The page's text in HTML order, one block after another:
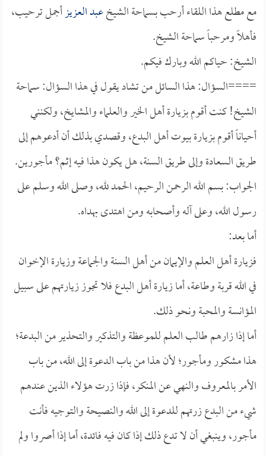
مع مطلع هذا اللقاء أرحب بسماحة الشيخعبد العزيزأجمل ترحيب،
فأهلاً ومرحباً سماحة الشيخ.
الشيخ: حياكم الله وبارك فيكم.
====السؤال: هذا السائل من تشاد يقول في هذا السؤال: سماحة
الشيخ! كنت أقوم بزيارة أهل الخير والعلماء والمشايخ، ولكنني
أحياناً أقوم بزيارة بيوت أهل البدع، وقصدي بذلك أن أدعوهم إلى
طريق السعادة وإلى طريق السنة، هل يكون هذا فيه إثم؟ مأجورين.
الجواب: بسم الله الرحمن الرحيم، الحمد لله، وصلى الله وسلم على
رسول الله، وعلى آله وأصحابه ومن اهتدى بهداه.
أما بعد:
فزيارة أهل العلم والإيمان من أهل السنة والجماعة وزيارة الإخوان
في الله قربة وطاعة، أما زيارة أهل البدع فلا تجوز زيارتهم على سبيل
المؤانسة والمحبة ونحو ذلك.
أما إذا زارهم طالب العلم للموعظة والتذكير والتحذير من البدعة؛
هذا مشكور ومأجور؛ لأن هذا من باب الدعوة إلى الله، من باب
الأمر بالمعروف والنهي عن المنكر، فإذا زرت هؤلاء الذين عندهم
شيء من البدع زرتهم للدعوة إلى الله والنصيحة والتوجيه فأنت
مأجور، وينبغي أن لا تدع ذلك إذا كان فيه فائدة، أما إذا أصروا ولم